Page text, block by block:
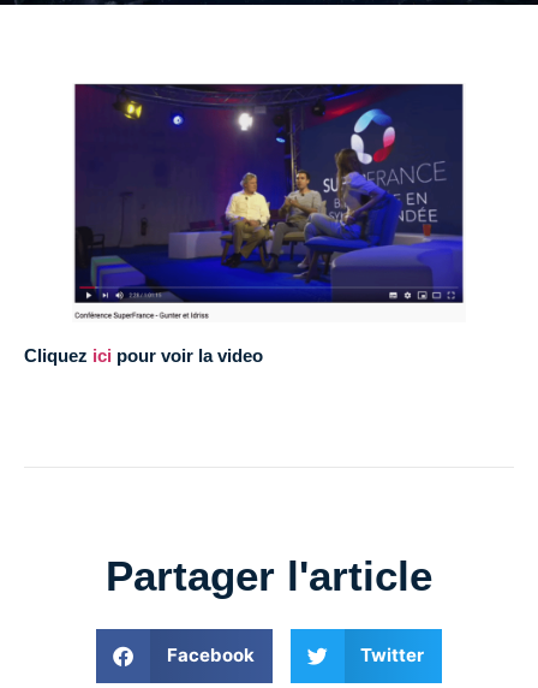
Cliquez ici pour voir la video
Partager l'article
Facebook Twitter